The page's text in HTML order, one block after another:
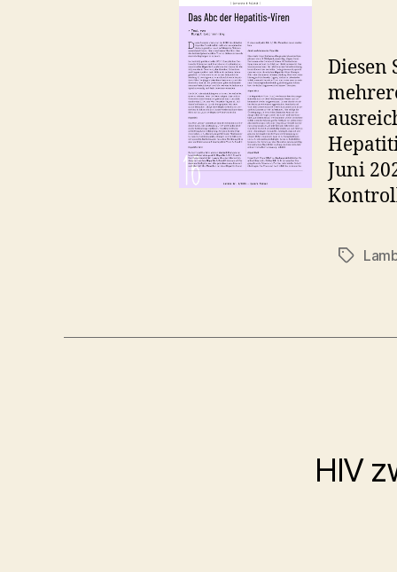
Diesen
Juni
HIV